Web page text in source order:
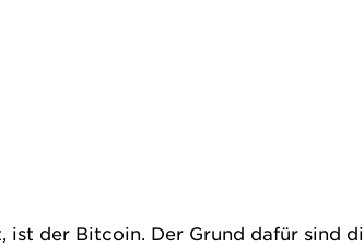
der Bitcoin. Der Grund dafür sind